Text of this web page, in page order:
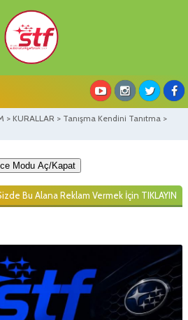
> KURALLAR > Tanışma Kendini Tanıtma >
Modu Aç/Kapat
Bu Alana Reklam Vermek İçin TIKLAYIN